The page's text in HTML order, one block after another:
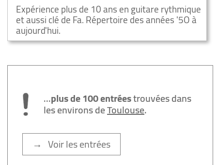
Expérience plus de 10 ans en guitare rythmique
et aussi clé de Fa. Répertoire des années '5O à
aujourd'hui.
...plus de 100 entréestrouvées dans
les environs deToulouse.
→ Voir les entrées